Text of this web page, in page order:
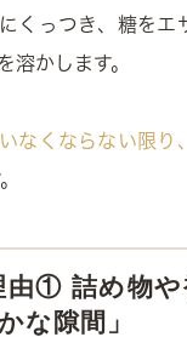
くっつき、糖をエ
溶かします。
なくならない限り
由① 詰め物や
な隙間」